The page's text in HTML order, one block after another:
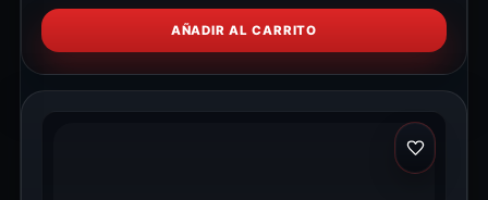
AÑADIR AL CARRITO